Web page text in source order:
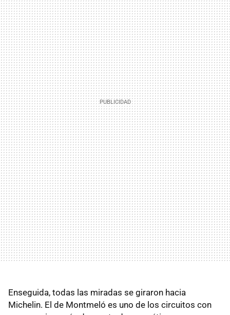
Enseguida, todas las miradas se giraron hacia
Michelin. El de Montmeló es uno de los circuitos con